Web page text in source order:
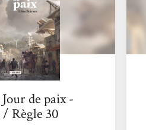
le futur n’est pas...
de paix -
Règle 30